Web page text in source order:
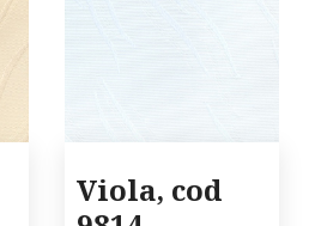
Viola, cod